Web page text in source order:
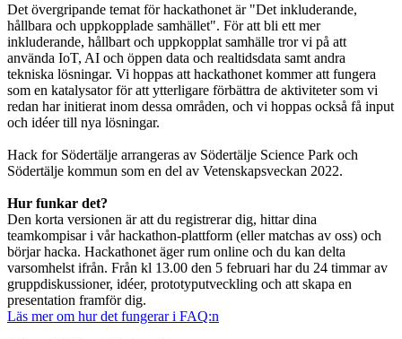
Det övergripande temat för hackathonet är "Det inkluderande,
hållbara och uppkopplade samhället". För att bli ett mer
inkluderande, hållbart och uppkopplat samhälle tror vi på att
använda IoT, AI och öppen data och realtidsdata samt andra
tekniska lösningar. Vi hoppas att hackathonet kommer att fungera
som en katalysator för att ytterligare förbättra de aktiviteter som vi
redan har initierat inom dessa områden, och vi hoppas också få input
och idéer till nya lösningar.
Hack for Södertälje arrangeras av Södertälje Science Park och
Södertälje kommun som en del av Vetenskapsveckan 2022.
Hur funkar det?
Den korta versionen är att du registrerar dig, hittar dina
teamkompisar i vår hackathon-plattform (eller matchas av oss) och
börjar hacka. Hackathonet äger rum online och du kan delta
varsomhelst ifrån. Från kl 13.00 den 5 februari har du 24 timmar av
gruppdiskussioner, idéer, prototyputveckling och att skapa en
presentation framför dig.
Läs mer om hur det fungerar i FAQ:n